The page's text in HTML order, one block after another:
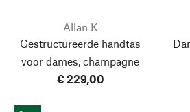
Allan K
Gestructureerde handtas
voor dames, champagne
€ 229,00